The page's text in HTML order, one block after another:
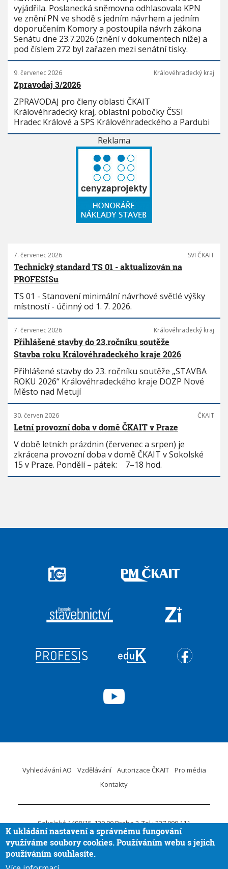
vyjádřila. Poslanecká sněmovna odhlasovala KPN
ve znění PN ve shodě s jedním návrhem a jedním
doporučením Komory a postoupila návrh zákona
Senátu dne 23.7.2026 (znění v dokumentech níže) a
pod číslem 272 byl zařazen mezi senátní tisky.
9. červenec 2026 Královéhradecký kraj
Zpravodaj 3/2026
ZPRAVODAJ pro členy oblasti ČKAIT
Královéhradecký kraj, oblastní pobočky ČSSI
Hradec Králové a SPS Královéhradeckého a Pardubi
Reklama
7. červenec 2026 SVI ČKAIT
Technický standard TS 01 - aktualizován na
PROFESISu
TS 01 - Stanovení minimální návrhové světlé výšky
místností - účinný od 1. 7. 2026.
7. červenec 2026 Královéhradecký kraj
Přihlášené stavby do 23.ročníku soutěže
Stavba roku Královéhradeckého kraje 2026
Přihlášené stavby do 23. ročníku soutěže „STAVBA
ROKU 2026“ Královéhradeckého kraje DOZP Nové
Město nad Metují
30. červen 2026 ČKAIT
Letní provozní doba v domě ČKAIT v Praze
V době letních prázdnin (červenec a srpen) je
zkrácena provozní doba v domě ČKAIT v Sokolské
15 v Praze. Pondělí – pátek: 7–18 hod.
Vyhledávání AO Vzdělávání Autorizace ČKAIT
Pro média
Kontakty
Sokolská 1498/15 120 00 Praha 2 Tel.: 227 090 111
ID DS:krvaigt E-mail.:ckait@ckait.cz Ochrana osobních údajů
Oznámení porušení práva EU
K ukládání nastavení a správnému fungování
využíváme soubory cookies. Používáním webu s jejich
používáním souhlasíte.